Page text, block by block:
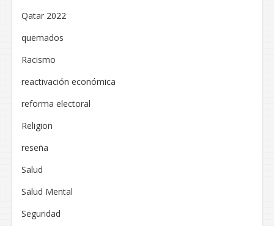
Qatar 2022
quemados
Racismo
reactivación económica
reforma electoral
Religion
reseña
Salud
Salud Mental
Seguridad